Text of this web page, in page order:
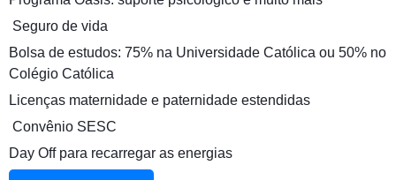
️ Seguro de vida
Bolsa de estudos: 75% na Universidade Católica ou 50% no
Colégio Católica
Licenças maternidade e paternidade estendidas
️ Convênio SESC
Day Off para recarregar as energias